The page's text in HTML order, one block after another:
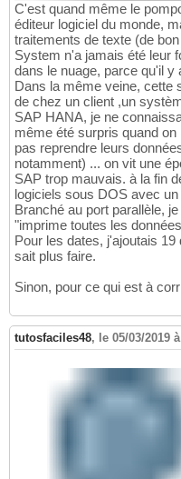
C'est quand même le
éditeur logiciel du monde,
traitements de texte (de
System n'a jamais été leur
dans le nuage, parce qu'il y
Dans la même veine, cette
de chez un client ,un
SAP HANA, je ne
même été surpris quand
pas reprendre leurs
notamment) ... on vit une
SAP trop mauvais. à la fin
logiciels sous DOS avec
Branché au port parallèle,
"imprime toutes les
Pour les dates, j'ajoutais
sait plus faire.
Sinon, pour ce qui est à
tutosfaciles48, le 05/03/2019